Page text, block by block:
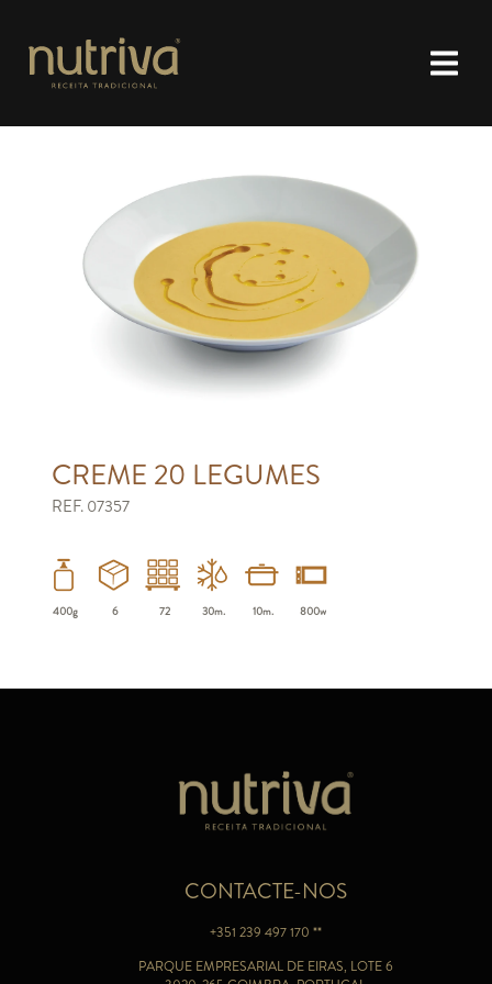
CREME 20 LEGUMES
REF. 07357
400g 6 72 30m. 10m. 800w
CONTACTE-NOS
+351 239 497 170 **
PARQUE EMPRESARIAL DE EIRAS, LOTE 6